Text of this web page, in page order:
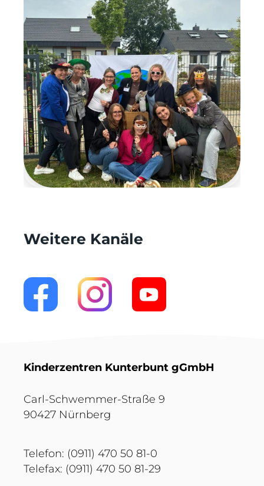
Weitere Kanäle
Kinderzentren Kunterbunt gGmbH
Carl-Schwemmer-Straße 9
90427 Nürnberg
Telefon: (0911) 470 50 81-0
Telefax: (0911) 470 50 81-29